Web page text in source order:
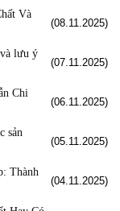
Và
(08.11.2025)
lưu ý
(07.11.2025)
Chi
(06.11.2025)
sản
(05.11.2025)
Thành
(04.11.2025)